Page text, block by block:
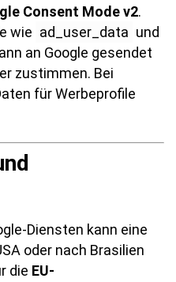
Consent Mode v2.
wie ad_user_data und
an Google gesendet
zustimmen. Bei
für Werbeprofile
Diensten kann eine
oder nach Brasilien
die EU-